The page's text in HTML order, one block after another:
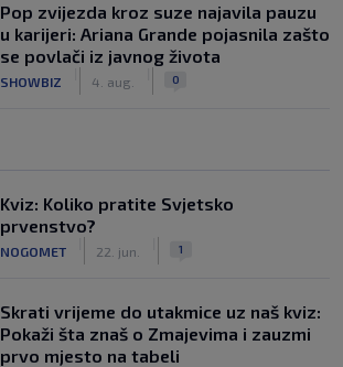
Pop zvijezda kroz suze najavila pauzu
u karijeri: Ariana Grande pojasnila zašto
se povlači iz javnog života
SHOWBIZ 4. aug. 0
Kviz: Koliko pratite Svjetsko
prvenstvo?
NOGOMET 22. jun. 1
Skrati vrijeme do utakmice uz naš kviz:
Pokaži šta znaš o Zmajevima i zauzmi
prvo mjesto na tabeli